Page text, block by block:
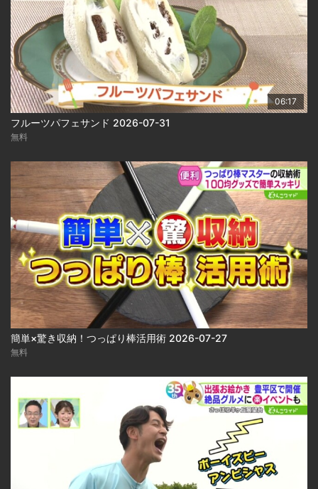
06:17
フルーツパフェサンド 2026-07-31
無料
簡単×驚き収納！つっぱり棒活用術 2026-07-27
無料